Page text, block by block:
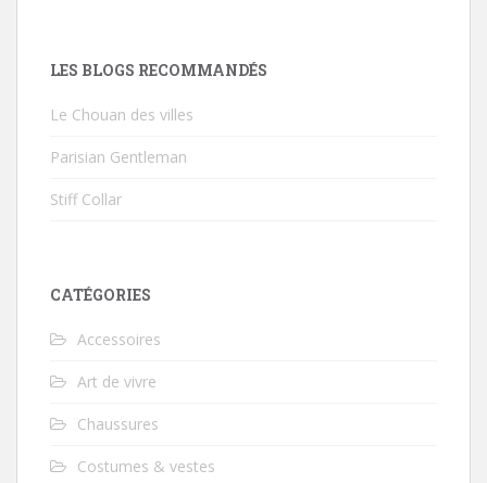
LES BLOGS RECOMMANDÉS
Le Chouan des villes
Parisian Gentleman
Stiff Collar
CATÉGORIES
Accessoires
Art de vivre
Chaussures
Costumes & vestes